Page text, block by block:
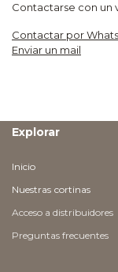
Contactarse con un
Contactar por
Enviar un mail
Explorar
Inicio
Nuestras cortinas
Acceso a distribuidores
Preguntas frecuentes